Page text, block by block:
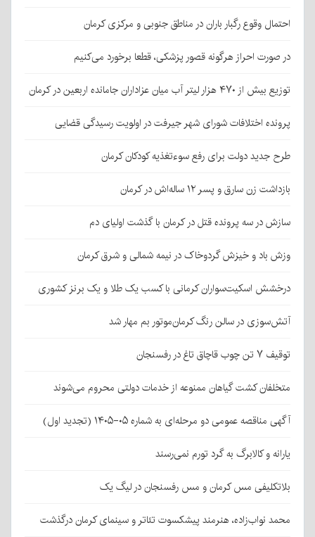
احتمال وقوع رگبار باران در مناطق جنوبی و مرکزی کرمان
در صورت احراز هرگونه قصور پزشکی، قطعا برخورد می‌کنیم
توزیع بیش از ۴۷۰ هزار لیتر آب میان عزاداران جامانده اربعین در کرمان
پرونده اختلافات شورای شهر جیرفت در اولویت رسیدگی قضایی
طرح جدید دولت برای رفع سوءتغذیه کودکان کرمان
بازداشت زن سارق و پسر ۱۲ ساله‌اش در کرمان
سازش در سه پرونده قتل در کرمان با گذشت اولیای دم
وزش باد و خیزش گردوخاک در نیمه شمالی و شرق کرمان
درخشش اسکیت‌سواران کرمانی با کسب یک طلا و یک برنز کشوری
آتش‌سوزی در سالن رنگ کرمان‌موتور بم مهار شد
توقیف ۷ تن چوب قاچاق تاغ در رفسنجان
متخلفان کشت گیاهان ممنوعه از خدمات دولتی محروم می‌شوند
آگهی مناقصه عمومی دو مرحله‌ای به شماره ۰۵-۱۴۰۵ (تجدید اول)
یارانه و کالابرگ به گرد تورم نمی‌رسند
بلاتکلیفی مس کرمان و مس رفسنجان در لیگ یک
محمد نواب‌زاده، هنرمند پیشکسوت تئاتر و سینمای کرمان درگذشت